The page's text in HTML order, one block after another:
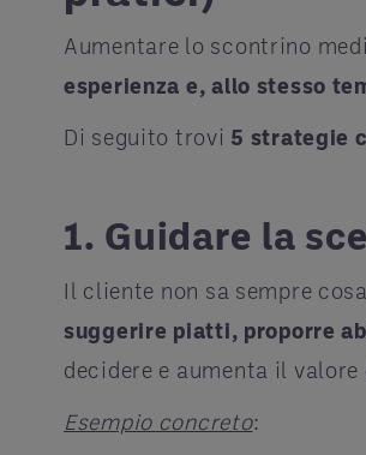
Aumentare lo scontrino
esperienza e, allo stesso
Di seguito trovi 5 strategie
1. Guidare la
Il cliente non sa sempre
suggerire piatti, proporre
decidere e aumenta il
Esempio concreto: